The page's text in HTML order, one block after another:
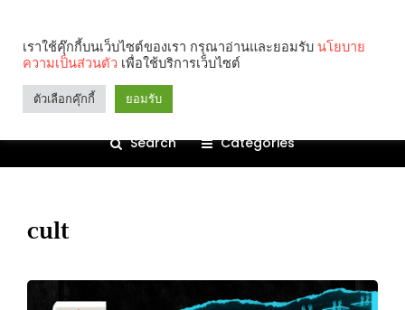
Search Categories
cult
เราใช้คุ๊กกี้บนเว็บไซต์ของเรา กรุณาอ่านและยอมรับ นโยบาย
ความเป็นส่วนตัว เพื่อใช้บริการเว็บไซต์
ตัวเลือกคุ๊กกี้ ยอมรับ